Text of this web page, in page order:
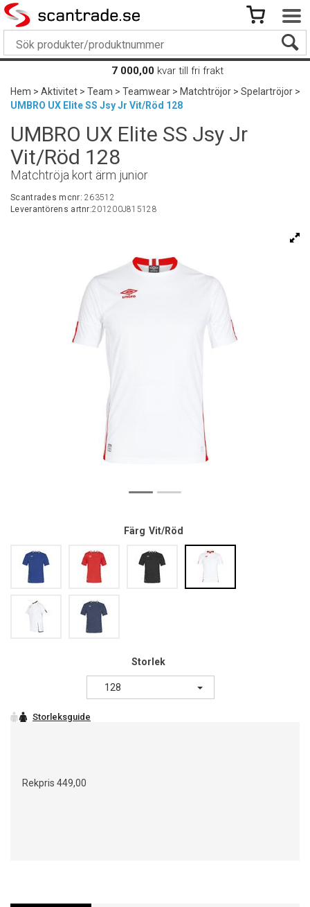
7 000,00 kvar till fri frakt
Hem>Aktivitet>Team>Teamwear>Matchtröjor>Spelartröjor>
UMBRO UX Elite SS Jsy Jr Vit/Röd 128
UMBRO UX Elite SS Jsy Jr
Vit/Röd 128
Matchtröja kort ärm junior
Scantrades mcnr:263512
Leverantörens artnr:201200J815128
Färg Vit/Röd
Storlek
128
Rekpris 449,00